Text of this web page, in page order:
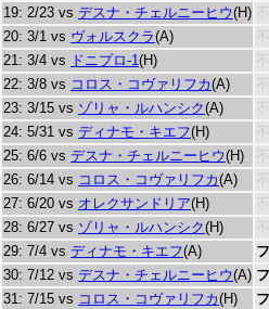
19: 2/23 vs デスナ・チェルニーヒウ(H)
20: 3/1 vs ヴォルスクラ(A)
21: 3/4 vs ドニプロ-1(H)
22: 3/8 vs コロス・コヴァリフカ(A)
23: 3/15 vs ゾリャ・ルハンシク(A)
24: 5/31 vs ディナモ・キエフ(H)
25: 6/6 vs デスナ・チェルニーヒウ(H)
26: 6/14 vs コロス・コヴァリフカ(A)
27: 6/20 vs オレクサンドリア(H)
28: 6/27 vs ゾリャ・ルハンシク(H)
29: 7/4 vs ディナモ・キエフ(A)
30: 7/12 vs デスナ・チェルニーヒウ(A)
31: 7/15 vs コロス・コヴァリフカ(H)